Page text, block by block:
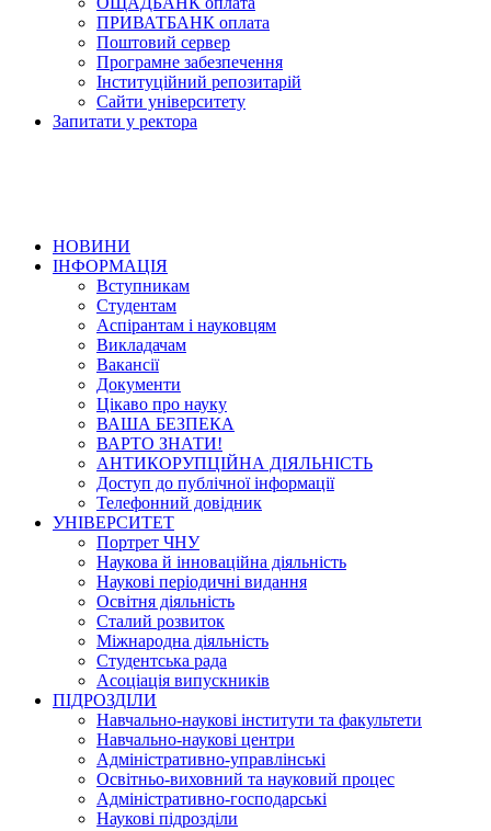
ПРИВАТБАНК оплата
Поштовий сервер
Програмне забезпечення
Інституційний репозитарій
Сайти університету
Запитати у ректора
НОВИНИ
ІНФОРМАЦІЯ
Вступникам
Студентам
Аспірантам і науковцям
Викладачам
Вакансії
Документи
Цікаво про науку
ВАША БЕЗПЕКА
ВАРТО ЗНАТИ!
АНТИКОРУПЦІЙНА ДІЯЛЬНІСТЬ
Доступ до публічної інформації
Телефонний довідник
УНІВЕРСИТЕТ
Портрет ЧНУ
Наукова й інноваційна діяльність
Наукові періодичні видання
Освітня діяльність
Сталий розвиток
Міжнародна діяльність
Студентська рада
Асоціація випускників
ПІДРОЗДІЛИ
Навчально-наукові інститути та факультети
Навчально-наукові центри
Адміністративно-управлінські
Освітньо-виховний та науковий процес
Адміністративно-господарські
Наукові підрозділи